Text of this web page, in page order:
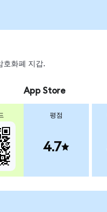
호화폐 지갑.
App Store
평점
4.7